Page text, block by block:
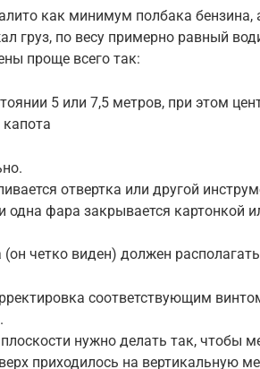
как минимум полбака бензина,
груз, по весу примерно равный
проще всего так:
5 или 7,5 метров, при этом
отвертка или другой
одна фара закрывается картонкой
четко виден) должен
соответствующим
нужно делать так, чтобы
приходилось на вертикальную